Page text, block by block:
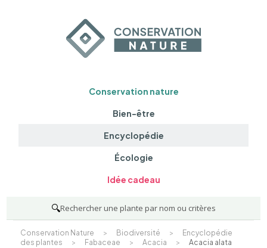
Conservation nature
Bien-être
Encyclopédie
Écologie
Idée cadeau
🔍Rechercher une plante par nom ou critères
Conservation Nature > Biodiversité >
Encyclopédie
des plantes
> Fabaceae > Acacia > Acacia alata